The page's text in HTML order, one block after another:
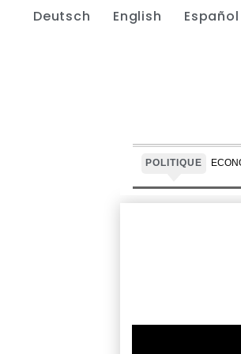
Deutsch English Español
POLITIQUE